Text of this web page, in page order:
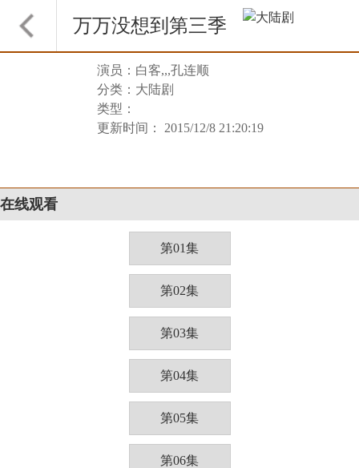
万万没想到第三季
演员：白客,,,孔连顺
分类：大陆剧
类型：
更新时间： 2015/12/8 21:20:19
在线观看
第01集
第02集
第03集
第04集
第05集
第06集